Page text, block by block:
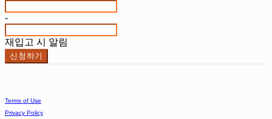
-
재입고 시 알림
신청하기
Terms of Use
Privacy Policy